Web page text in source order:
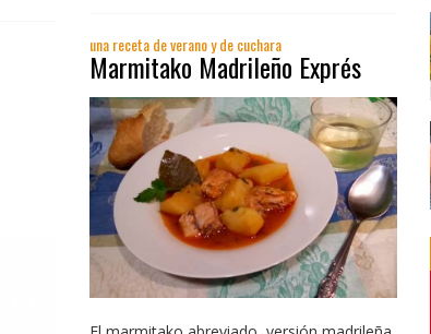
una receta de verano y de cuchara
Marmitako Madrileño Exprés